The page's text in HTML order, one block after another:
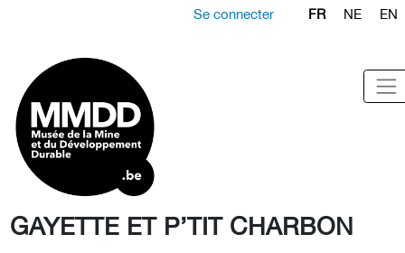
Se connecter FR NE EN
GAYETTE ET P’TIT CHARBON